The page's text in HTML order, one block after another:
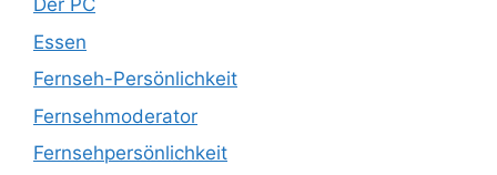
Der PC
Essen
Fernseh-Persönlichkeit
Fernsehmoderator
Fernsehpersönlichkeit